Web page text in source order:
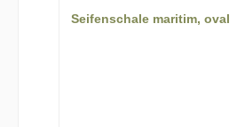
Seifenschale maritim, oval